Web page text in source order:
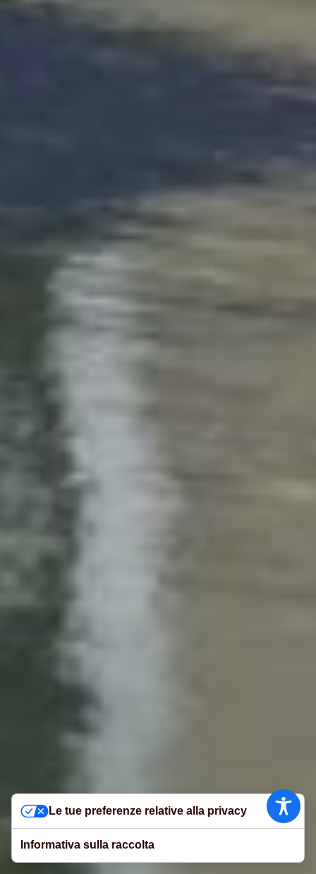
Le tue preferenze relative alla privacy
Informativa sulla raccolta